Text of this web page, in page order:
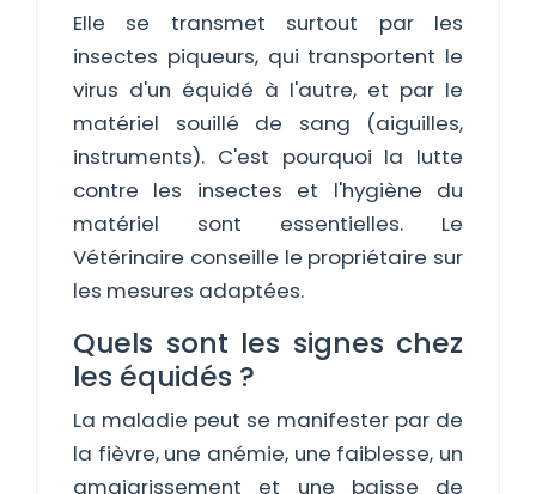
Elle se transmet surtout par les
insectes piqueurs, qui transportent le
virus d'un équidé à l'autre, et par le
matériel souillé de sang (aiguilles,
instruments). C'est pourquoi la lutte
contre les insectes et l'hygiène du
matériel sont essentielles. Le
Vétérinaire conseille le propriétaire sur
les mesures adaptées.
Quels sont les signes chez
les équidés ?
La maladie peut se manifester par de
la fièvre, une anémie, une faiblesse, un
amaigrissement et une baisse de